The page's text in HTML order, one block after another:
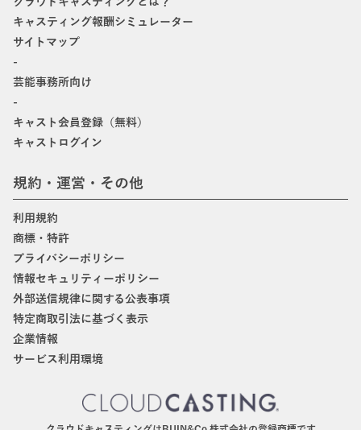
キャスティング報酬シミュレーター
サイトマップ
-
芸能事務所向け
-
キャスト会員登録（無料）
キャストログイン
規約・運営・その他
利用規約
商標・特許
プライバシーポリシー
情報セキュリティーポリシー
外部送信規律に関する公表事項
特定商取引法に基づく表示
企業情報
サービス利用環境